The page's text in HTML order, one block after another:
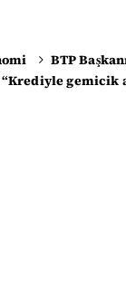
BTP
gemicik